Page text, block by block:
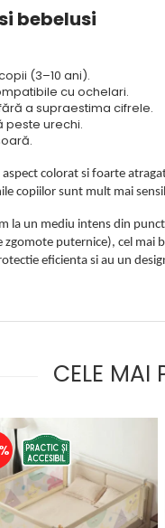
bebelusi
(3–10 ani).
cu ochelari.
a supraestima cifrele.
urechi.
colorat si foarte
copiilor sunt mult mai
la un mediu intens din
puternice), cel mai
eficienta si au un
CELE MAI